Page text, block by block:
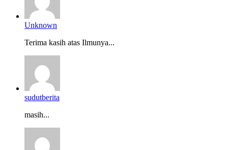
Unknown
Terima kasih atas Ilmunya...
sudutberita
masih...